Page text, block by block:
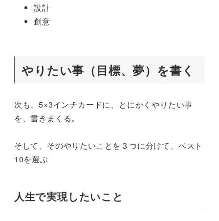
設計
創意
やりたい事（目標、夢）を書く
次も、5×3インチカードに、とにかくやりたい事
を、書きまくる。
そして、そのやりたいことを３つに分けて、ベスト
10を選ぶ
人生で実現したいこと